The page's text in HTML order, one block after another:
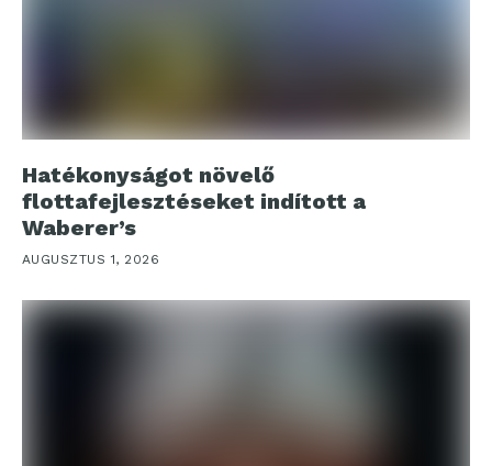
Hatékonyságot növelő
flottafejlesztéseket indított a
Waberer’s
AUGUSZTUS 1, 2026